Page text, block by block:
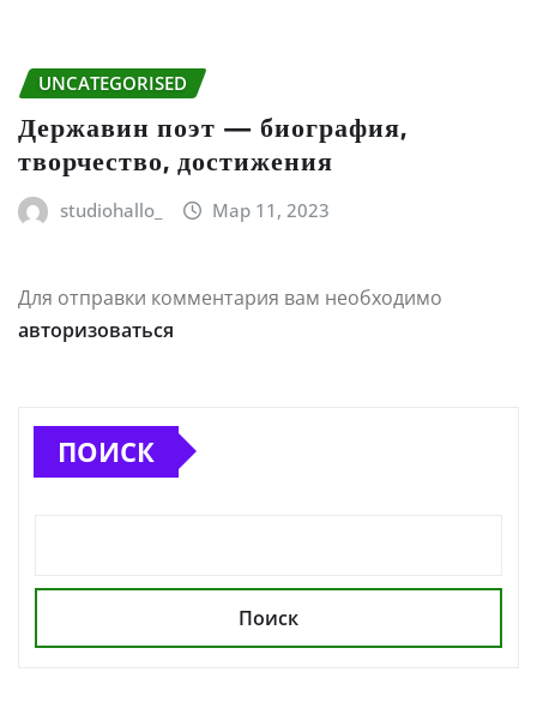
UNCATEGORISED
Державин поэт — биография,
творчество, достижения
studiohallo_ Мар 11, 2023
Для отправки комментария вам необходимо
авторизоваться
ПОИСК
Поиск